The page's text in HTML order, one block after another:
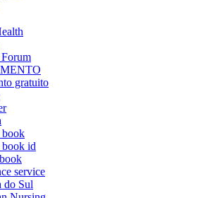
gratuito
id
service
do Sul